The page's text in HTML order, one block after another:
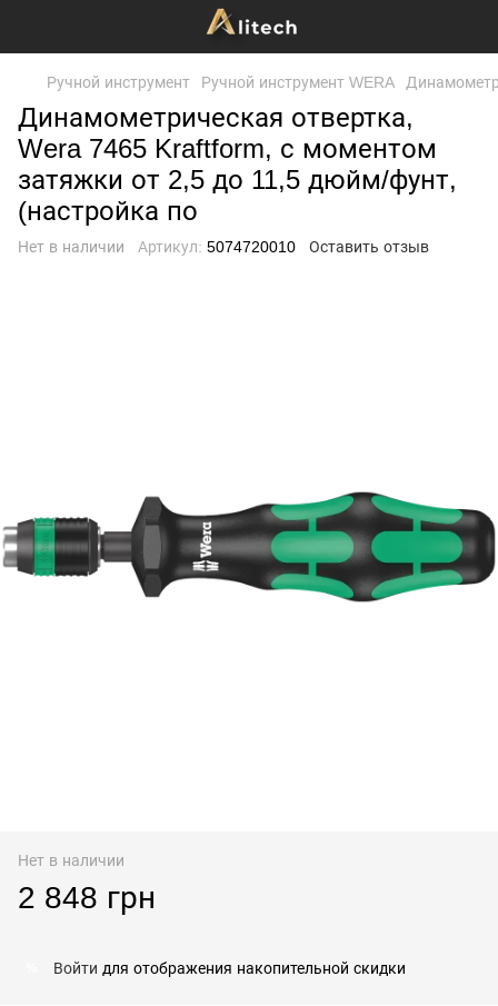
Ручной инструмент Ручной инструмент WERA
Динамометрическая отвертка,
Wera 7465 Kraftform, с моментом
затяжки от 2,5 до 11,5 дюйм/фунт,
(настройка по
Нет в наличии Артикул: 5074720010 Оставить отзыв
Нет в наличии
2 848 грн
Войти для отображения накопительной скидки